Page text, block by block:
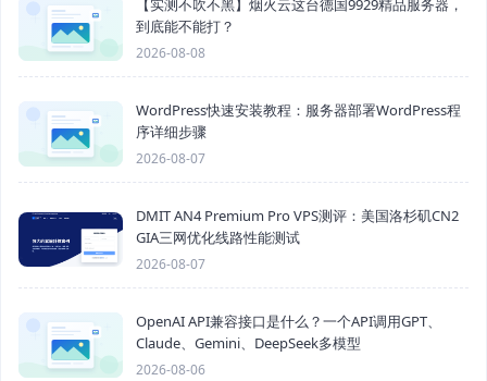
【实测不吹不黑】烟火云这台德国9929精品服务器，
到底能不能打？
2026-08-08
WordPress快速安装教程：服务器部署WordPress程
序详细步骤
2026-08-07
DMIT AN4 Premium Pro VPS测评：美国洛杉矶CN2
GIA三网优化线路性能测试
2026-08-07
OpenAI API兼容接口是什么？一个API调用GPT、
Claude、Gemini、DeepSeek多模型
2026-08-06